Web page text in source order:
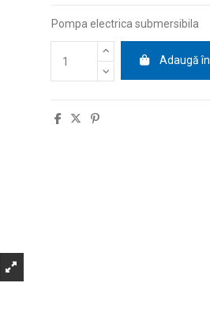
Pompa electrica submersibila
Adaugă